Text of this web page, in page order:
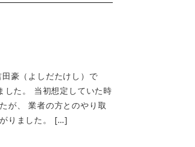
豪（よしだたけし）で
した。 当初想定していた時
が、 業者の方とのやり取
りました。 […]